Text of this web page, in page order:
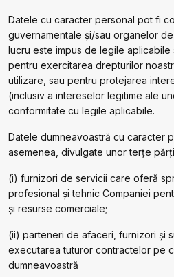
Datele cu caracter personal pot fi
guvernamentale și/sau organelor
lucru este impus de legile
pentru exercitarea drepturilor
utilizare, sau pentru protejarea
(inclusiv a intereselor legitime ale
conformitate cu legile aplicabile.
Datele dumneavoastră cu caracter
asemenea, divulgate unor terțe
(i) furnizori de servicii care oferă
profesional și tehnic Companiei
și resurse comerciale;
(ii) parteneri de afaceri, furnizori și
executarea tuturor contractelor pe
dumneavoastră